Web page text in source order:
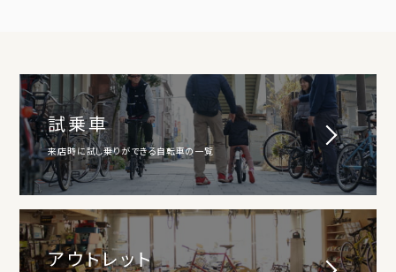
試乗車
来店時に試し乗りができる自転車の一覧
アウトレット